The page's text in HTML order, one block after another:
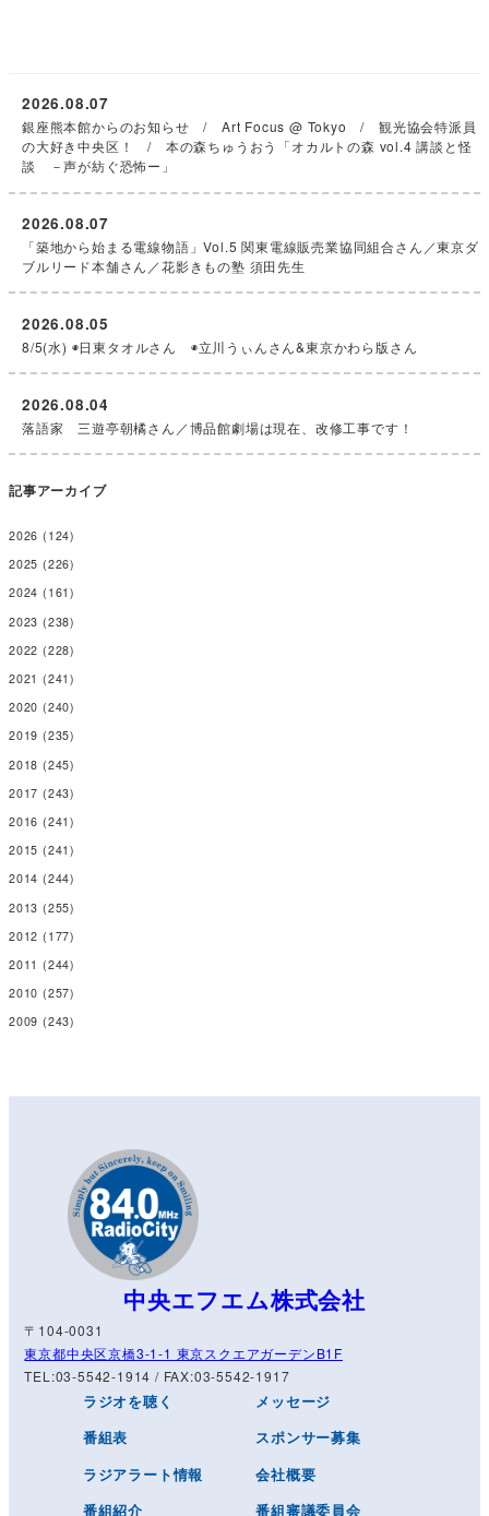
銀座熊本館からのお知らせ / Art Focus @ Tokyo / 観光協会特派員
の大好き中央区！ / 本の森ちゅうおう「オカルトの森 vol.4 講談と怪
談 －声が紡ぐ恐怖ー」
2026.08.07
「築地から始まる電線物語」Vol.5 関東電線販売業協同組合さん／東京ダ
ブルリード本舗さん／花影きもの塾 須田先生
2026.08.07
8/5(水) ◉日東タオルさん ◉立川うぃんさん&東京かわら版さん
2026.08.05
落語家 三遊亭朝橘さん／博品館劇場は現在、改修工事です！
2026.08.04
記事アーカイブ
2026 (124)
2025 (226)
2024 (161)
2023 (238)
2022 (228)
2021 (241)
2020 (240)
2019 (235)
2018 (245)
2017 (243)
2016 (241)
2015 (241)
2014 (244)
2013 (255)
2012 (177)
2011 (244)
2010 (257)
2009 (243)
中央エフエム株式会社
〒104-0031
東京都中央区京橋3-1-1 東京スクエアガーデンB1F
TEL:03-5542-1914 / FAX:03-5542-1917
ラジオを聴く
番組表
ラジアラート情報
番組紹介
メッセージ
スポンサー募集
会社概要
番組審議委員会